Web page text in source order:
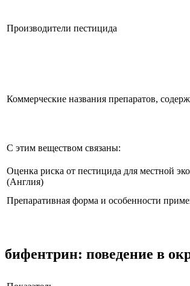
Производители пестицида
Коммерческие названия препаратов,
С этим веществом связаны:
Оценка риска от пестицида для местной
(Англия)
Препаративная форма и особенности
бифентрин: поведение в